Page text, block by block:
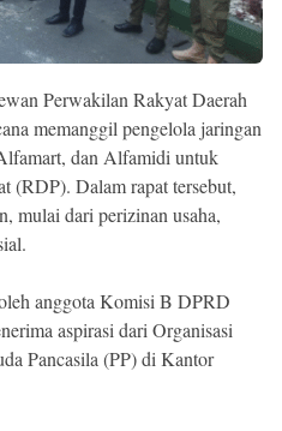
Perwakilan Rakyat Daerah
memanggil pengelola jaringan
dan Alfamidi untuk
(RDP). Dalam rapat tersebut,
mulai dari perizinan usaha,
anggota Komisi B DPRD
aspirasi dari Organisasi
Pancasila (PP) di Kantor